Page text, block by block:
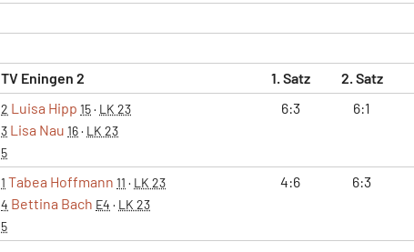
TV Eningen 2 1. Satz 2. Satz
2 Luisa Hipp 15· LK 23
3 Lisa Nau 16· LK 23
5
6:3 6:1
1 Tabea Hoffmann 11 · LK 23
4 Bettina Bach E4 · LK 23
5
4:6 6:3